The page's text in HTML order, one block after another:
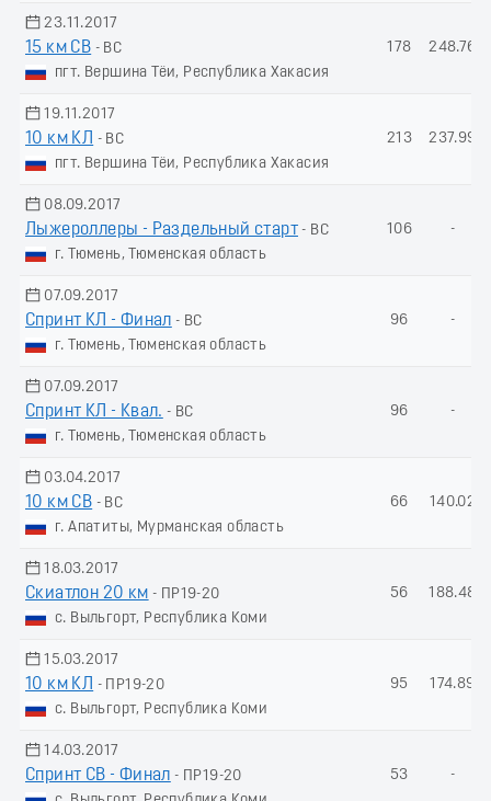
23.11.2017
15 км СВ - ВС
пгт. Вершина Тёи, Республика Хакасия
178 248.76
19.11.2017
10 км КЛ
- ВС
пгт. Вершина Тёи, Республика Хакасия
213 237.99
08.09.2017
Лыжероллеры - Раздельный старт - ВС
г. Тюмень, Тюменская область
106 -
07.09.2017
Спринт КЛ - Финал - ВС
г. Тюмень, Тюменская область
96 -
07.09.2017
Спринт КЛ - Квал. - ВС
г. Тюмень, Тюменская область
96 -
03.04.2017
10 км СВ - ВС
г. Апатиты, Мурманская область
66 140.02
18.03.2017
Скиатлон 20 км - ПР19-20
с. Выльгорт, Республика Коми
56 188.48
15.03.2017
10 км КЛ
- ПР19-20
с. Выльгорт, Республика Коми
95 174.89
14.03.2017
Спринт СВ - Финал - ПР19-20
53 -